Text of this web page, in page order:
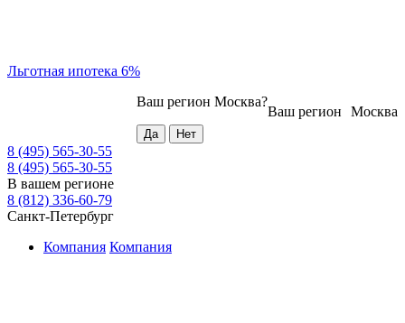
Льготная ипотека 6%
Москва
Ваш регион
Ваш регион Москва?
8 (495) 565-30-55
8 (495) 565-30-55
В вашем регионе
8 (812) 336-60-79
Санкт-Петербург
Компания Компания